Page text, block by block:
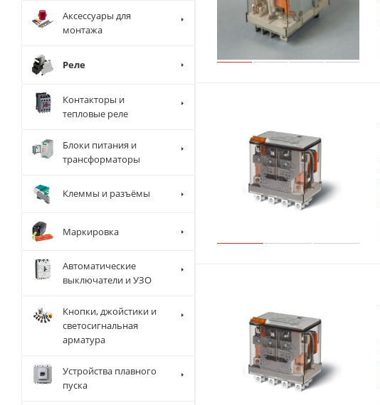
Аксессуары для
монтажа
Реле
Контакторы и
тепловые реле
Блоки питания и
трансформаторы
Клеммы и разъёмы
Маркировка
Автоматические
выключатели и УЗО
Кнопки, джойстики и
светосигнальная
арматура
Устройства плавного
пуска